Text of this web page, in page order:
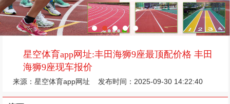
星空体育app网址:丰田海狮9座最顶配价格 丰田
海狮9座现车报价
来源： 星空体育app网址 发布时间：2025-09-30 14:22:40